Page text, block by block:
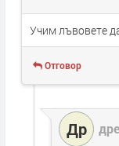
Учим лъвовете
Отговор
Др